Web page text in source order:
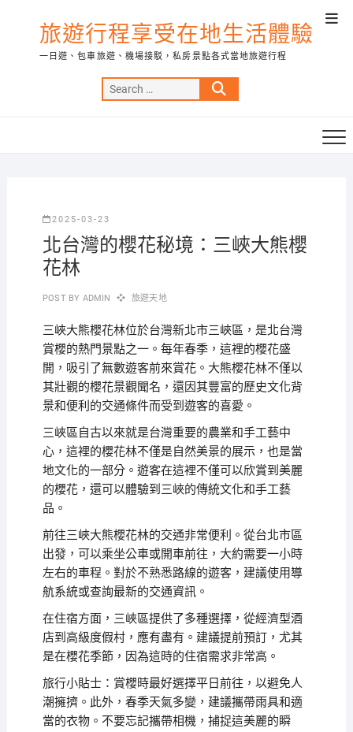
旅遊行程享受在地生活體驗
一日遊、包車旅遊、機場接駁，私房景點各式當地旅遊行程
Search
…
2025-03-23
北台灣的櫻花秘境：三峽大熊櫻
花林
POST BY ADMIN 旅遊天地
三峽大熊櫻花林位於台灣新北市三峽區，是北台灣
賞櫻的熱門景點之一。每年春季，這裡的櫻花盛
開，吸引了無數遊客前來賞花。大熊櫻花林不僅以
其壯觀的櫻花景觀聞名，還因其豐富的歷史文化背
景和便利的交通條件而受到遊客的喜愛。
三峽區自古以來就是台灣重要的農業和手工藝中
心，這裡的櫻花林不僅是自然美景的展示，也是當
地文化的一部分。遊客在這裡不僅可以欣賞到美麗
的櫻花，還可以體驗到三峽的傳統文化和手工藝
品。
前往三峽大熊櫻花林的交通非常便利。從台北市區
出發，可以乘坐公車或開車前往，大約需要一小時
左右的車程。對於不熟悉路線的遊客，建議使用導
航系統或查詢最新的交通資訊。
在住宿方面，三峽區提供了多種選擇，從經濟型酒
店到高級度假村，應有盡有。建議提前預訂，尤其
是在櫻花季節，因為這時的住宿需求非常高。
旅行小貼士：賞櫻時最好選擇平日前往，以避免人
潮擁擠。此外，春季天氣多變，建議攜帶雨具和適
當的衣物。不要忘記攜帶相機，捕捉這美麗的瞬